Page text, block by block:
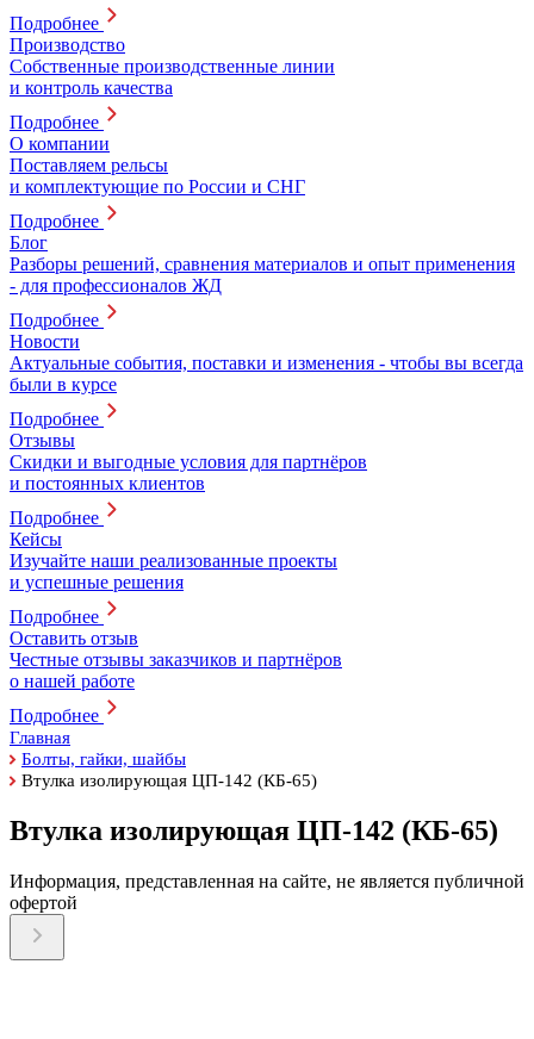
Подробнее
Производство
Собственные производственные линии
и контроль качества
Подробнее
О компании
Поставляем рельсы
и комплектующие по России и СНГ
Подробнее
Блог
Разборы решений, сравнения материалов и опыт применения
- для профессионалов ЖД
Подробнее
Новости
Актуальные события, поставки и изменения - чтобы вы всегда
были в курсе
Подробнее
Отзывы
Скидки и выгодные условия для партнёров
и постоянных клиентов
Подробнее
Кейсы
Изучайте наши реализованные проекты
и успешные решения
Подробнее
Оставить отзыв
Честные отзывы заказчиков и партнёров
о нашей работе
Подробнее
Главная
Болты, гайки, шайбы
Втулка изолирующая ЦП-142 (КБ-65)
Втулка изолирующая ЦП-142 (КБ-65)
Информация, представленная на сайте, не является публичной
офертой